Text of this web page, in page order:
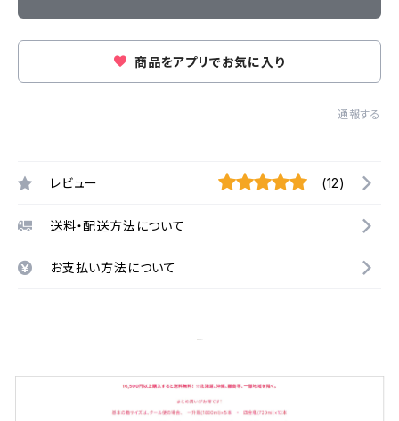
商品をアプリでお気に入り
通報する
レビュー (12)
送料・配送方法について
お支払い方法について